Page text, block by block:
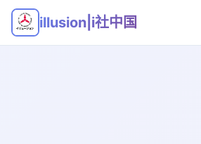
illusion|i社中国